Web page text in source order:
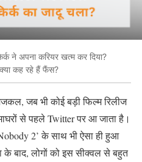
ने अपना करियर खत्म कर दिया?
कह रहे हैं फैंस?
जब भी कोई बड़ी फिल्म रिलीज
से पहले Twitter पर आ जाता है।
2’ के साथ भी ऐसा ही हुआ
बाद, लोगों को इस सीक्वल से बहुत